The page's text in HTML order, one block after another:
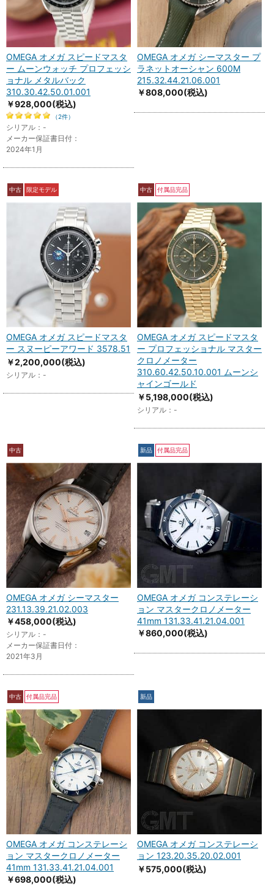
OMEGA オメガ スピードマスタ
ー ムーンウォッチ プロフェッシ
ョナル メタルバック
310.30.42.50.01.001
￥928,000(税込)
（2件）
シリアル：-
メーカー保証書日付：
2024年1月
OMEGA オメガ シーマスター プ
ラネットオーシャン 600M
215.32.44.21.06.001
￥808,000(税込)
中古 限定モデル
OMEGA オメガ スピードマスタ
ー スヌーピーアワード 3578.51
￥2,200,000(税込)
シリアル：-
中古 付属品完品
OMEGA オメガ スピードマスタ
ー プロフェッショナル マスター
クロノメーター
310.60.42.50.10.001 ムーンシ
ャインゴールド
￥5,198,000(税込)
シリアル：-
中古
OMEGA オメガ シーマスター
231.13.39.21.02.003
￥458,000(税込)
シリアル：-
メーカー保証書日付：
2021年3月
新品 付属品完品
OMEGA オメガ コンステレーシ
ョン マスタークロノメーター
41mm 131.33.41.21.04.001
￥860,000(税込)
中古 付属品完品
OMEGA オメガ コンステレーシ
ョン マスタークロノメーター
41mm 131.33.41.21.04.001
￥698,000(税込)
新品
OMEGA オメガ コンステレーシ
ョン 123.20.35.20.02.001
￥575,000(税込)